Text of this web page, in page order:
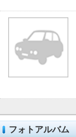
フォトアルバム